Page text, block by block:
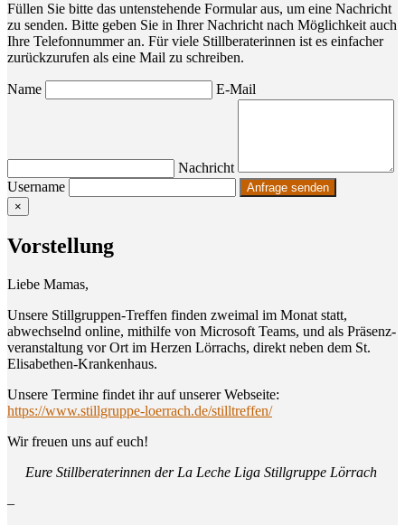
Füllen Sie bitte das untenstehende Formular aus, um eine Nachricht
zu senden. Bitte geben Sie in Ihrer Nachricht nach Möglichkeit auch
Ihre Telefonnummer an. Für viele Stillberaterinnen ist es einfacher
zurückzurufen als eine Mail zu schreiben.
Name E-Mail
Nachricht
Username
×
Vor­stel­lung
Lie­be Mamas,
Unse­re Still­grup­pen-Tref­fen fin­den zwei­mal im Monat statt,
abwech­selnd online, mit­hil­fe von Micro­soft Teams, und als Prä­senz­
ver­an­stal­tung vor Ort im Her­zen Lörrachs, direkt neben dem St.
Elisabethen-Krankenhaus.
Unse­re Ter­mi­ne fin­det ihr auf unse­rer Web­sei­te:
https://www.stillgruppe-loerrach.de/stilltreffen/
Wir freu­en uns auf euch!
Eure Still­be­ra­te­rin­nen der La Leche Liga Still­grup­pe Lörrach
–